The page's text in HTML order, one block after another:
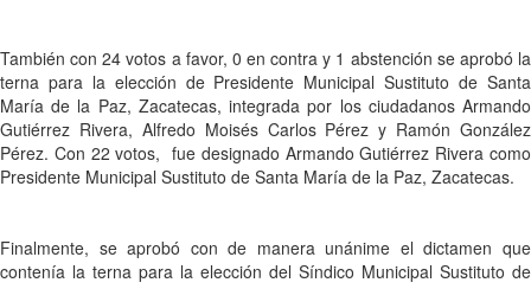
También con 24 votos a favor, 0 en contra y 1 abstención se aprobó la
terna para la elección de Presidente Municipal Sustituto de Santa
María de la Paz, Zacatecas, integrada por los ciudadanos Armando
Gutiérrez Rivera, Alfredo Moisés Carlos Pérez y Ramón González
Pérez. Con 22 votos, fue designado Armando Gutiérrez Rivera como
Presidente Municipal Sustituto de Santa María de la Paz, Zacatecas.
Finalmente, se aprobó con de manera unánime el dictamen que
contenía la terna para la elección del Síndico Municipal Sustituto de